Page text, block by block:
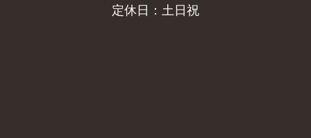
定休日：土日祝